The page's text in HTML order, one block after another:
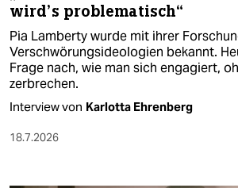
wird’s problematisch“
Pia Lamberty wurde mit ihrer
Verschwörungsideologien bekannt.
Frage nach, wie man sich engagiert,
zerbrechen.
Interview von Karlotta Ehrenberg
18.7.2026